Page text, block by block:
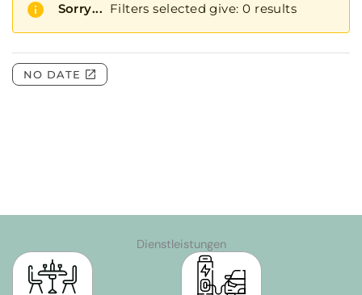
Dienstleistungen